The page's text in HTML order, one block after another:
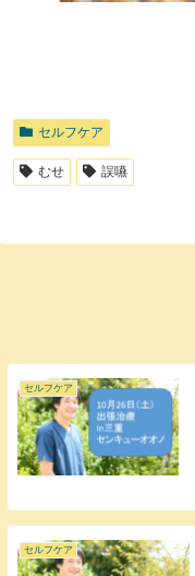
セルフケア
むせ 誤嚥
セルフケア
セルフケア